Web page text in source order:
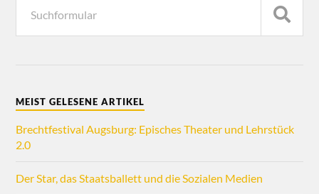
MEIST GELESENE ARTIKEL
Brechtfestival Augsburg: Episches Theater und Lehrstück
2.0
Der Star, das Staatsballett und die Sozialen Medien